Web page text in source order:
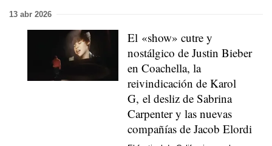
13 abr 2026
El «show» cutre y
nostálgico de Justin Bieber
en Coachella, la
reivindicación de Karol
G, el desliz de Sabrina
Carpenter y las nuevas
compañías de Jacob Elordi